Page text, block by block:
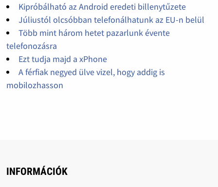
Kipróbálható az Android eredeti billenytűzete
Júliustól olcsóbban telefonálhatunk az EU-n belül
Több mint három hetet pazarlunk évente
telefonozásra
Ezt tudja majd a xPhone
A férfiak negyed ülve vizel, hogy addig is
mobilozhasson
INFORMÁCIÓK